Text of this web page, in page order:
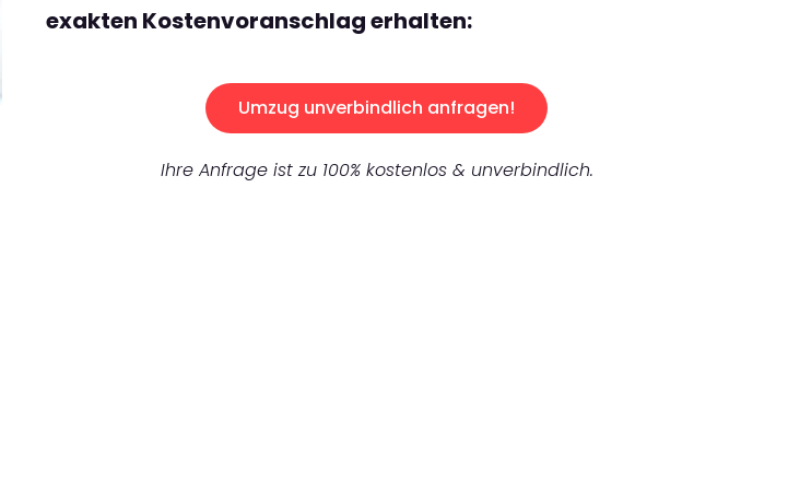
exakten Kostenvoranschlag erhalten:
Umzug unverbindlich anfragen!
Ihre Anfrage ist zu 100% kostenlos & unverbindlich.